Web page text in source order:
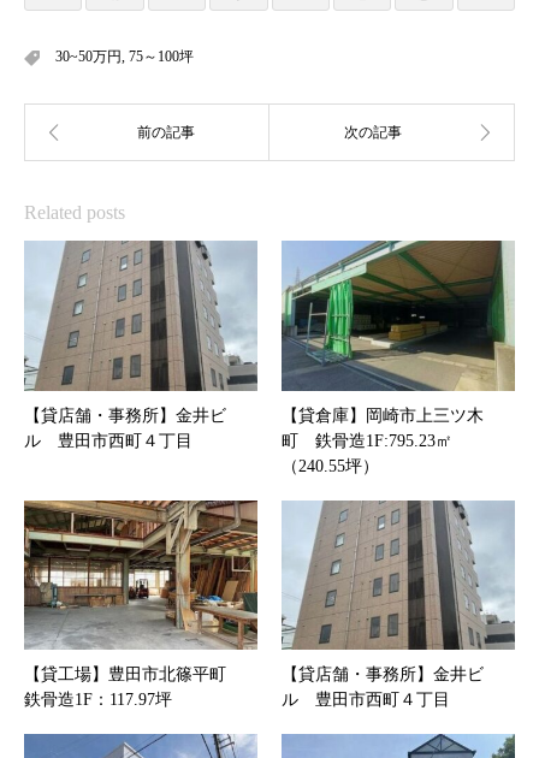
30~50万円, 75～100坪
Related posts
【貸店舗・事務所】金井ビ
ル 豊田市西町４丁目
【貸倉庫】岡崎市上三ツ木
町 鉄骨造1F:795.23㎡
（240.55坪）
【貸工場】豊田市北篠平町
鉄骨造1F：117.97坪
【貸店舗・事務所】金井ビ
ル 豊田市西町４丁目